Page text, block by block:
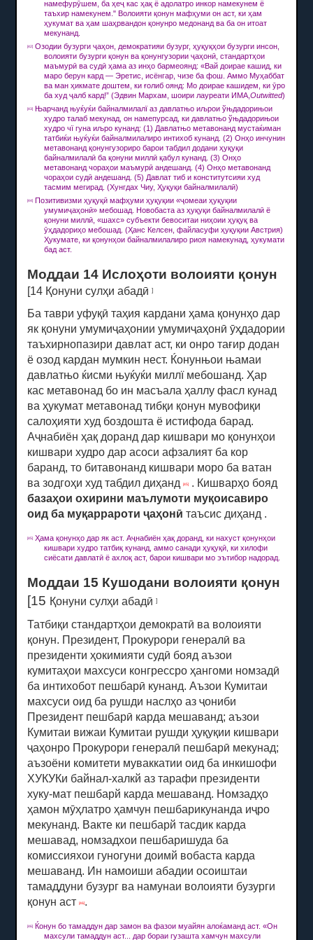
намефурӯшем, ба ҳеҷ кас ҳақ ё адолатро инкор намекунем ё
таъхир намекунем."Волоияти қонун мафҳуми он аст, ки ҳам
ҳукумат ва ҳам шаҳрвандон қонунро медонанд ва ба он итоат
мекунанд.
[42]
Озодии бузурги ҷаҳон, демократияи бузург, ҳуқуқҳои бузурги инсон,
волоияти бузурги қонун ва қонунгузории ҷаҳонӣ, стандартҳои
маъмурӣ ва судӣ ҳама аз инҳо бармеоянд: «Вай доирае кашид, ки
маро берун кард — Эретис, исёнгар, чизе ба фош.Аммо Муҳаббат
ва ман ҳикмате доштем, ки ғолиб оянд: Мо доирае кашидем, ки ӯро
ба худ ҷалб кард!”(Эдвин Мархам, шоири лауреати ИМА,Outwitted)
[43]
Њарчанд њуќуќи байналмилалї аз давлатњо иљрои ўњдадорињои
худро талаб мекунад, он намепурсад, ки давлатњо ўњдадорињои
худро чї гуна иљро кунанд: (1) Давлатњо метавонанд мустаќиман
татбиќи њуќуќи байналмилалиро интихоб кунанд.(2) Онҳо инчунин
метавонанд қонунгузориро барои табдил додани ҳуқуқи
байналмилалӣ ба қонуни миллӣ қабул кунанд.(3) Онҳо
метавонанд чораҳои маъмурӣ андешанд.(4) Онҳо метавонанд
чораҳои судӣ андешанд.(5) Давлат тиб и конститутсияи худ
тасмим мегирад.(Хунгдах Чиу, Ҳуқуқи байналмилалӣ)
[44]
Позитивизми ҳуқуқӣ мафҳуми ҳуқуқии «ҷомеаи ҳуқуқии
умумиҷаҳонӣ» мебошад.Новобаста аз ҳуқуқи байналмилалӣ ё
қонуни миллӣ, «шахс» субъекти бевоситаи ниҳоии ҳуқуқ ва
ӯҳдадориҳо мебошад.(Ҳанс Келсен, файласуфи ҳуқуқии Австрия)
Ҳукумате, ки қонунҳои байналмилалиро риоя намекунад, ҳукумати
бад аст.
Моддаи 14 Ислоҳоти волоияти қонун
[14 Қонуни сулҳи абадӣ]
Ба таври уфуқӣ таҳия кардани ҳама қонунҳо дар
як қонуни умумиҷаҳонии умумиҷаҳонӣ ӯҳдадории
таъхирнопазири давлат аст, ки онро тағир додан
ё озод кардан мумкин нест. Ќонунњои њамаи
давлатњо ќисми њуќуќи миллї мебошанд. Ҳар
кас метавонад бо ин масъала ҳаллу фасл кунад
ва ҳукумат метавонад тибқи қонун мувофиқи
салоҳияти худ боздошта ё истифода барад.
Аҷнабиён ҳақ доранд дар кишвари мо қонунҳои
кишвари худро дар асоси афзалият ба кор
баранд, то битавонанд кишвари моро ба ватан
ва зодгоҳи худ табдил диҳанд[45] . Кишварҳо бояд
базаҳои охирини маълумоти муқоисавиро
оид ба муқаррароти ҷаҳонӣ таъсис диҳанд .
[45] Ҳама қонунҳо дар як аст.Аҷнабиён ҳақ доранд, ки нахуст қонунҳои
кишвари худро татбиқ кунанд, аммо санади ҳуқуқӣ, ки хилофи
сиёсати давлатӣ ё ахлоқ аст, барои кишвари мо эътибор надорад.
Моддаи 15 Кушодани волоияти қонун
[15 Қонуни сулҳи абадӣ]
Татбиқи стандартҳои демократӣ ва волоияти
қонун. Президент, Прокурори генералӣ ва
президенти ҳокимияти судӣ бояд аъзои
кумитаҳои махсуси конгрессро ҳангоми номзадӣ
ба интихобот пешбарӣ кунанд.Аъзои Кумитаи
махсуси оид ба рушди наслҳо аз ҷониби
Президент пешбарӣ карда мешаванд;аъзои
Кумитаи вижаи Кумитаи рушди ҳуқуқии кишвари
ҷаҳонро Прокурори генералӣ пешбарӣ мекунад;
аъзоёни комитети муваккатии оид ба инкишофи
ХУКУКи байнал-халкй аз тарафи президенти
хуку-мат пешбарй карда мешаванд. Номзадҳо
ҳамон мӯҳлатро ҳамчун пешбарикунанда иҷро
мекунанд. Вакте ки пешбарй тасдик карда
мешавад, номзадхои пешбаришуда ба
комиссияхои гуногуни доимй вобаста карда
мешаванд. Ин намоиши абадии осоиштаи
тамаддуни бузург ва намунаи волоияти бузурги
қонун аст[46] .
[46] Ќонун бо тамаддун дар замон ва фазои муайян алоќаманд аст.«Он
махсули тамаддун аст... дар бораи гузашта хамчун махсули